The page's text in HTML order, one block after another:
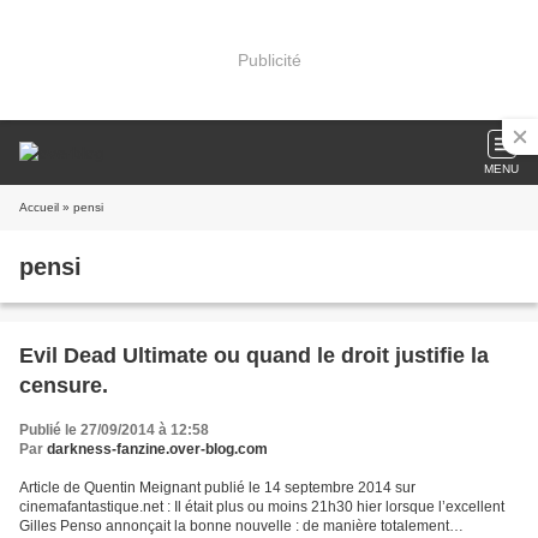
Publicité
MENU
Accueil » pensi
pensi
Evil Dead Ultimate ou quand le droit justifie la
censure.
Publié le 27/09/2014 à 12:58
Par darkness-fanzine.over-blog.com
Article de Quentin Meignant publié le 14 septembre 2014 sur
cinemafantastique.net : Il était plus ou moins 21h30 hier lorsque l’excellent
Gilles Penso annonçait la bonne nouvelle : de manière totalement